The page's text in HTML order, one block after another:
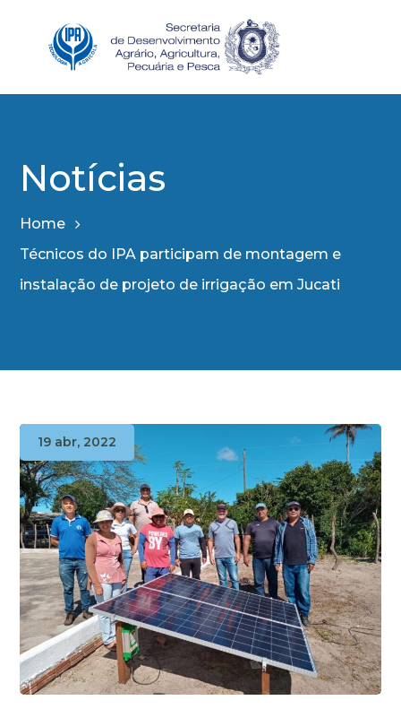
Notícias
Home
Técnicos do IPA participam de montagem e
instalação de projeto de irrigação em Jucati
19 abr, 2022